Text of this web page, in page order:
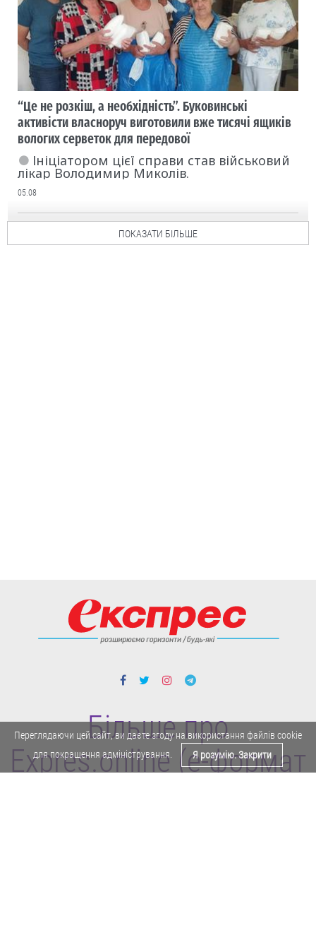
“Це не розкіш, а необхідність”. Буковинські
активісти власноруч виготовили вже тисячі ящиків
вологих серветок для передової
Ініціатором цієї справи став військовий
лікар Володимир Миколів.
05.08
ПОКАЗАТИ БІЛЬШЕ
Більше про
Expres.online (e-формат
Переглядаючи цей сайт, ви даєте згоду на використання файлів cookie
для покращення адміністрування.
Я розумію. Закрити